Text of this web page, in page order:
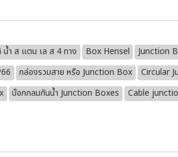
ำ ส แตน เล ส 4 ทาง Box Hensel
Junction
กล่องรวมสาย หรือ Junction Box Circular
บ๊อกกลมกันน้ำ Junction Boxes Cable